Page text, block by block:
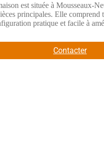
située à Mousseaux-
principales. Elle
pratique et facile à
sont accessibles à environ
du secteur.NOUS
GRZESKOWIAK de Les
Contacter